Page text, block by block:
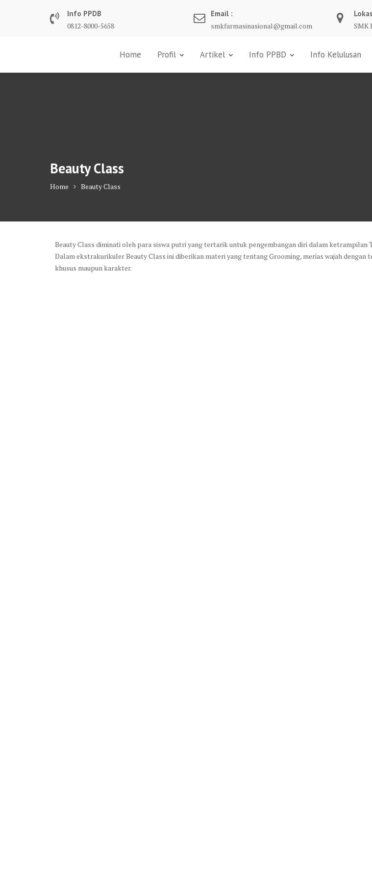
Info PPDB
0812-8000-5658
Email :
smkfarmasinasional@gmail.com
SMK
Home Profil Artikel Info PPBD Info Kelulusan
Beauty Class
Home Beauty Class
Beauty Class diminati oleh para siswa putri yang tertarik untuk pengembangan diri dalam ketrampilan
Dalam ekstrakurikuler Beauty Class ini diberikan materi yang tentang Grooming, merias wajah dengan
khusus maupun karakter.